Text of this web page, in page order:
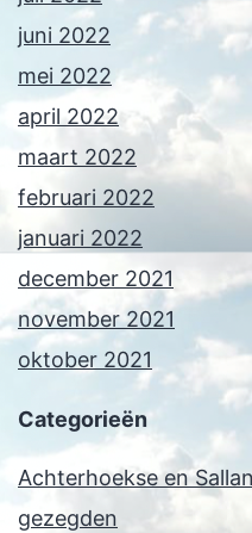
juni 2022
mei 2022
april 2022
maart 2022
februari 2022
januari 2022
december 2021
november 2021
oktober 2021
Categorieën
Achterhoekse en
gezegden